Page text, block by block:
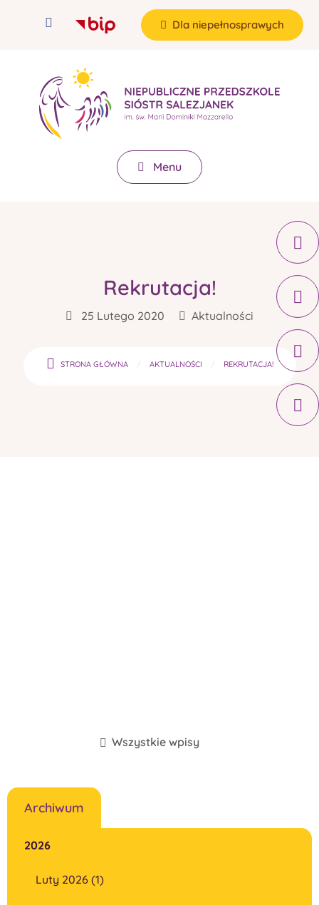
Dla niepełnosprawych
Menu
Rekrutacja!
25 Lutego 2020 Aktualności
STRONA GŁÓWNA AKTUALNOŚCI REKRUTACJA!
Wszystkie wpisy
Archiwum
2026
Luty 2026 (1)